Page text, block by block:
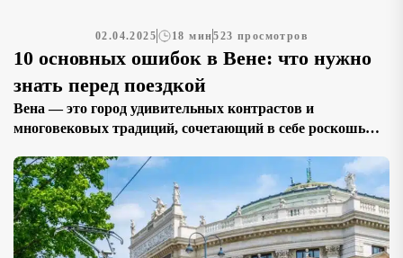
02.04.2025 18 мин523 просмотров
10 основных ошибок в Вене: что нужно
знать перед поездкой
Вена — это город удивительных контрастов и
многовековых традиций, сочетающий в себе роскошь
Здесь легко найти всё, что может заинтересовать
путешественника: от величественных дворцов и музеев
мирового уровня до уютных кофеен и музыкальных
фестивалей. Однако, несмотря на гостеприимство и
развитую туристическую инфраструктуру, в Вене (как и